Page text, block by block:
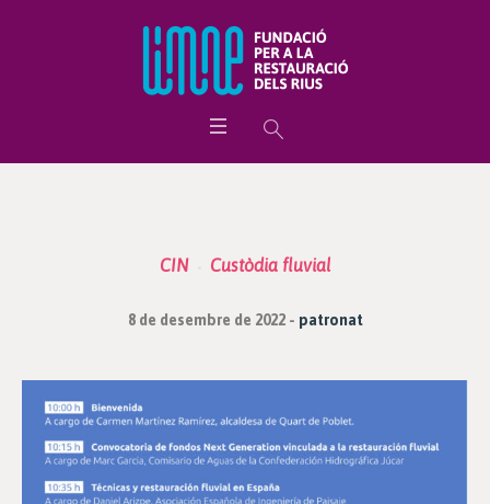
CIN Custòdia fluvial
8 de desembre de 2022 patronat